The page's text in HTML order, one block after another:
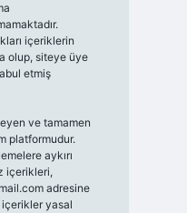
içeriklerin
olup, siteye üye
etmiş
ve tamamen
platformudur.
aykırı
içerikleri,
adresine
yasal